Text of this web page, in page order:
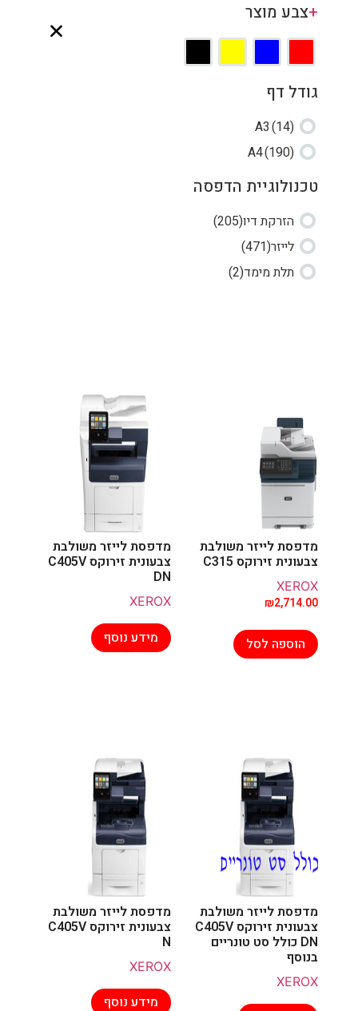
צבע מוצר+
גודל דף
A3(14)
A4(190)
טכנולוגיית הדפסה
הזרקת דיו(205)
לייזר(471)
תלת מימד(2)
מדפסת לייזר משולבת
צבעונית זירוקס C315
XEROX
₪2,714.00
הוספה לסל
מדפסת לייזר משולבת
צבעונית זירוקס C405V
DN
XEROX
מידע נוסף
מדפסת לייזר משולבת
צבעונית זירוקס C405V
DN כולל סט טונריים
בנוסף
XEROX
מדפסת לייזר משולבת
צבעונית זירוקס C405V
N
XEROX
מידע נוסף